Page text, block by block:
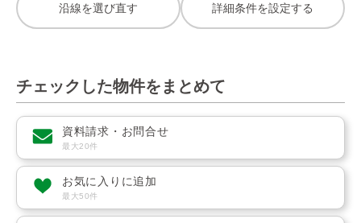
沿線を選び直す 詳細条件を設定する
チェックした物件をまとめて
資料請求・お問合せ
最大20件
お気に入りに追加
最大50件